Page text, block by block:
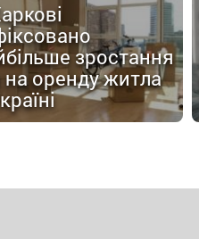
зростання
на оренду житла